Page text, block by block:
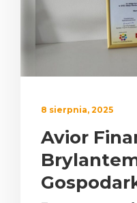
8 sierpnia, 2025
Avior